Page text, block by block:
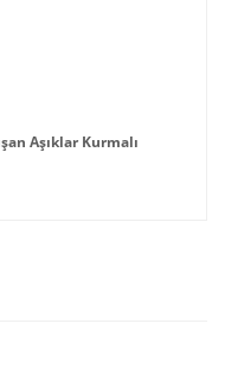
Aşıklar Kurmalı